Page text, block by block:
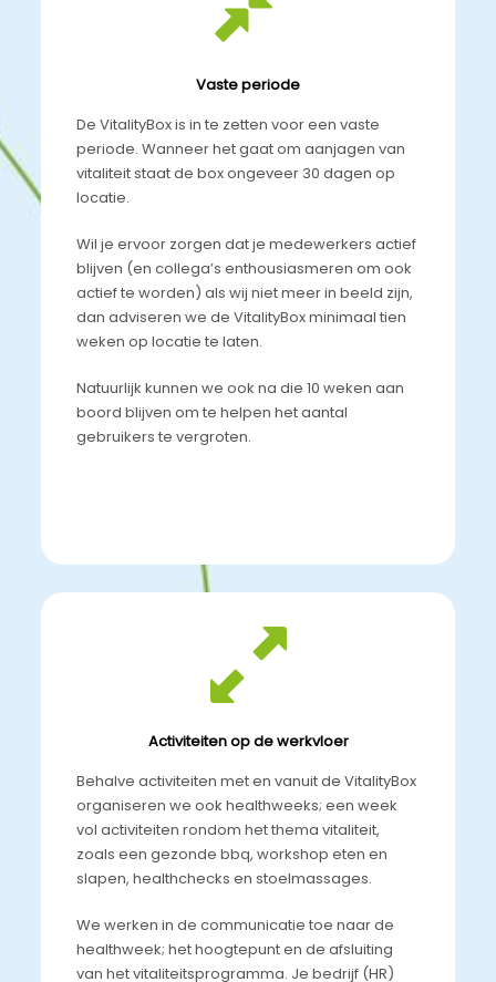
Vaste periode
De VitalityBox is in te zetten voor een vaste
periode. Wanneer het gaat om aanjagen van
vitaliteit staat de box ongeveer 30 dagen op
locatie.
Wil je ervoor zorgen dat je medewerkers actief
blijven (en collega’s enthousiasmeren om ook
actief te worden) als wij niet meer in beeld zijn,
dan adviseren we de VitalityBox minimaal tien
weken op locatie te laten.
Natuurlijk kunnen we ook na die 10 weken aan
boord blijven om te helpen het aantal
gebruikers te vergroten.
Activiteiten op de werkvloer
Behalve activiteiten met en vanuit de VitalityBox
organiseren we ook healthweeks; een week
vol activiteiten rondom het thema vitaliteit,
zoals een gezonde bbq, workshop eten en
slapen, healthchecks en stoelmassages.
We werken in de communicatie toe naar de
healthweek; het hoogtepunt en de afsluiting
van het vitaliteitsprogramma. Je bedrijf (HR)